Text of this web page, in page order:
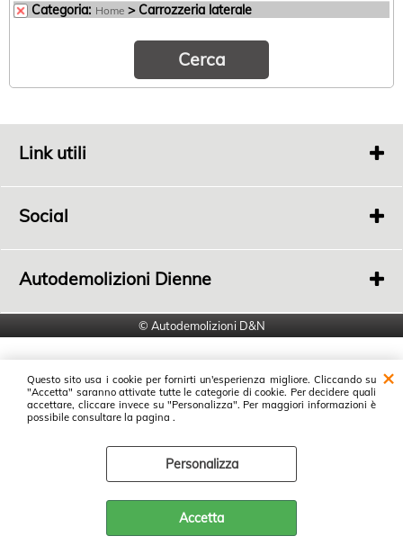
Questo sito usa i cookie per fornirti un'esperienza migliore. Cliccando su
"Accetta" saranno attivate tutte le categorie di cookie. Per decidere quali
accettare, cliccare invece su "Personalizza". Per maggiori informazioni è
possibile consultare la pagina .
Personalizza
Accetta
Categoria: Home > Carrozzeria laterale
Link utili
Social
Autodemolizioni Dienne
Viale della Stazione, 74
46028 Sermide (MN)
info@autodemolizionidienne.it
© Autodemolizioni D&N